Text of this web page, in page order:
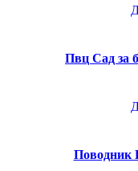
Пвц Сад за